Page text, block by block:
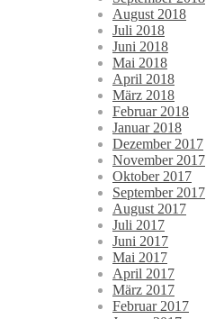
August 2018
Juli 2018
Juni 2018
Mai 2018
April 2018
März 2018
Februar 2018
Januar 2018
Dezember 2017
November 2017
Oktober 2017
September 2017
August 2017
Juli 2017
Juni 2017
Mai 2017
April 2017
März 2017
Februar 2017